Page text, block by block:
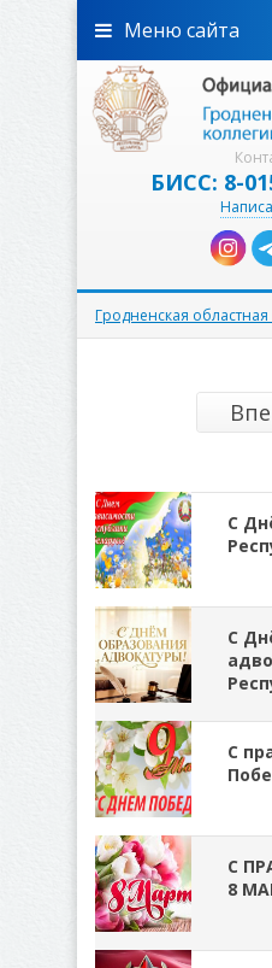
БИСС: 8-
Меню сайта
Гродненская областная
С
С
С
С
8